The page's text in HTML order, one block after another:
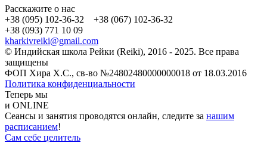
Расскажите о нас
+38 (095) 102-36-32 +38 (067) 102-36-32
+38 (093) 771 10 09
kharkivreiki@gmail.com
© Индийская школа Рейки (Reiki), 2016 - 2025. Все права
защищены
ФОП Хира Х.С., св-во №24802480000000018 от 18.03.2016
Политика конфиденциальности
Теперь мы
и ONLINE
Сеансы и занятия проводятся онлайн, следите за нашим
расписанием!
Сам себе целитель